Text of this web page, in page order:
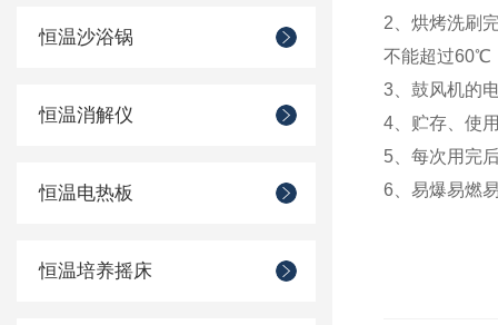
恒温沙浴锅
恒温消解仪
恒温电热板
恒温培养摇床
2、烘烤洗刷
不能超过60℃
3、鼓风机的
4、贮存、使
5、每次用完
6、易爆易燃